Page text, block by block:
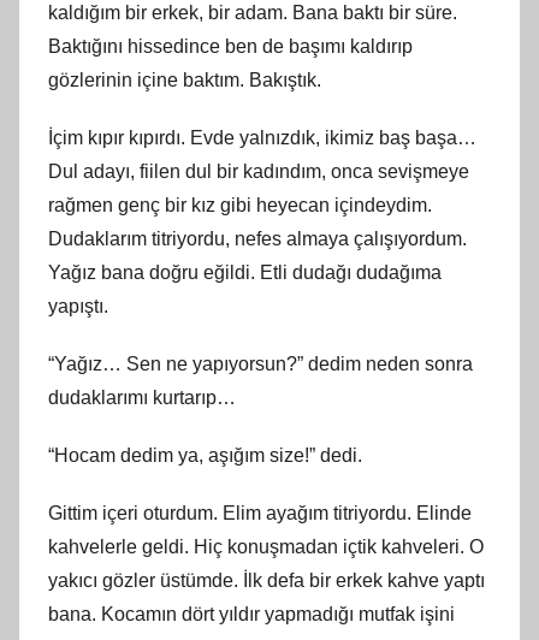
kaldığım bir erkek, bir adam. Bana baktı bir süre.
Baktığını hissedince ben de başımı kaldırıp
gözlerinin içine baktım. Bakıştık.
İçim kıpır kıpırdı. Evde yalnızdık, ikimiz baş başa…
Dul adayı, fiilen dul bir kadındım, onca sevişmeye
rağmen genç bir kız gibi heyecan içindeydim.
Dudaklarım titriyordu, nefes almaya çalışıyordum.
Yağız bana doğru eğildi. Etli dudağı dudağıma
yapıştı.
“Yağız… Sen ne yapıyorsun?” dedim neden sonra
dudaklarımı kurtarıp…
“Hocam dedim ya, aşığım size!” dedi.
Gittim içeri oturdum. Elim ayağım titriyordu. Elinde
kahvelerle geldi. Hiç konuşmadan içtik kahveleri. O
yakıcı gözler üstümde. İlk defa bir erkek kahve yaptı
bana. Kocamın dört yıldır yapmadığı mutfak işini